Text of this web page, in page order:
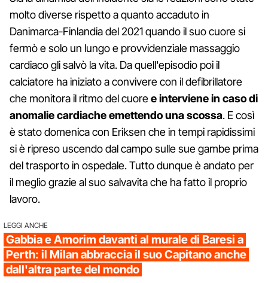
molto diverse rispetto a quanto accaduto in
Danimarca-Finlandia del 2021 quando il suo cuore si
fermò e solo un lungo e provvidenziale massaggio
cardiaco gli salvò la vita. Da quell'episodio poi il
calciatore ha iniziato a convivere con il defibrillatore
che monitora il ritmo del cuoree interviene in caso di
anomalie cardiache emettendo una scossa. E così
è stato domenica con Eriksen che in tempi rapidissimi
si è ripreso uscendo dal campo sulle sue gambe prima
del trasporto in ospedale. Tutto dunque è andato per
il meglio grazie al suo salvavita che ha fatto il proprio
lavoro.
LEGGI ANCHE
Gabbia e Amorim davanti al murale di Baresi a
Perth: il Milan abbraccia il suo Capitano anche
dall'altra parte del mondo